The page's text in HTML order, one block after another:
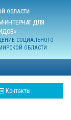
ОБЛАСТИ
ИНТЕРНАТ ДЛЯ
СОЦИАЛЬНОГО
ОБЛАСТИ
Контакты